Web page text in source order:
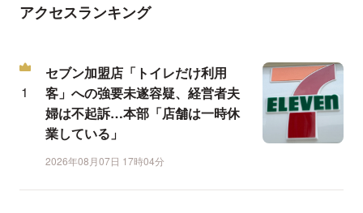
アクセスランキング
セブン加盟店「トイレだけ利用
客」への強要未遂容疑、経営者夫
婦は不起訴…本部「店舗は一時休
業している」
2026年08月07日 17時04分